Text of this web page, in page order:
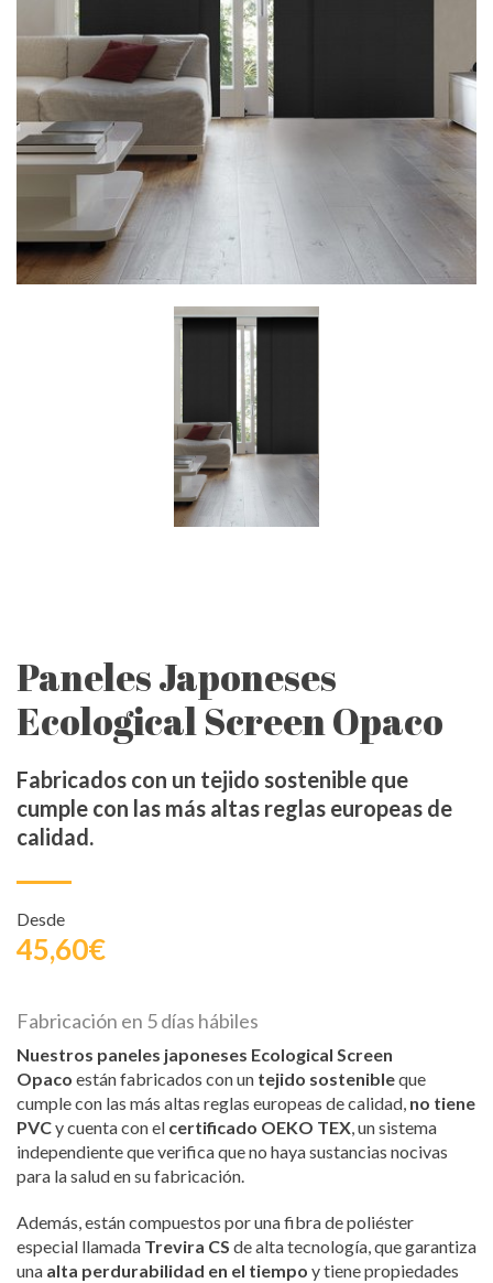
Paneles Japoneses
Ecological Screen Opaco
Fabricados con un tejido sostenible que
cumple con las más altas reglas europeas de
calidad.
Desde
45,60€
Fabricación en 5 días hábiles
Nuestros paneles japoneses Ecological Screen
Opaco están fabricados con un tejido sostenibleque
cumple con las más altas reglas europeas de calidad, no tiene
PVCy cuenta con el certificado OEKO TEX, un sistema
independiente que verifica que no haya sustancias nocivas
para la salud en su fabricación.
Además, están compuestos por una fibra de poliéster
especial llamada Trevira CS de alta tecnología, que garantiza
una alta perdurabilidad en el tiempo y tiene propiedades